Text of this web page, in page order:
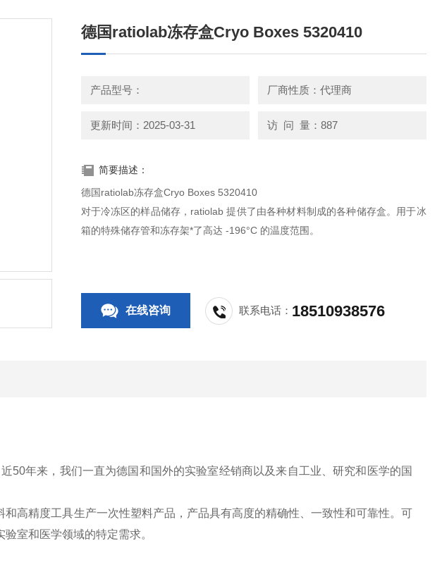
德国ratiolab冻存盒Cryo Boxes 5320410
产品型号： 厂商性质：代理商
更新时间：2025-03-31 访 问 量：887
简要描述：
德国ratiolab冻存盒Cryo Boxes 5320410
对于冷冻区的样品储存，ratiolab 提供了由各种材料制成的各种储存盒。用于冰
箱的特殊储存管和冻存架*了高达 -196°C 的温度范围。
在线咨询 联系电话： 18510938576
50年来，我们一直为德国和国外的实验室经销商以及来自工业、研究和医学的国
高精度工具生产一次性塑料产品，产品具有高度的精确性、一致性和可靠性。可
室和医学领域的特定需求。